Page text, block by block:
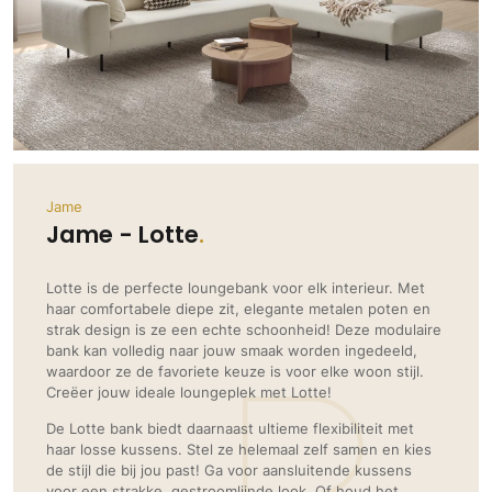
Woondecoratie
Inrichting
Roomdividers
Bedden
Meubels
Verlichting
Haarden
Interieurbouw
Trappen
Keuken
Keukenapparatuur
Keukenbladen
Ramen
Buitendeuren
Deursystemen
Glazen wandsystemen
Vouwwanden
Garagedeuren
Zonwering
Buitenshutters
Overig
Autolift
Gevel
Tuinmeubelen
Tuinverlichting
Omheining
Hekwerken en poorten
Zwembad en zwemvijver
Vloer
Buitenvloeren
Houten buitenvloeren
buitenvloeren
Vlonders
Kinderkamer
Serre/Veranda
Slaapkamer
Thuisbioscoop
Toilet
Werkkamer
Wijnkelder
Buitenkijken
Bijgebouw / Poolhouse
Terrasoverkapping
Zwembad
Jame
Jame - Lotte
Lotte is de perfecte loungebank voor elk interieur. Met
haar comfortabele diepe zit, elegante metalen poten en
strak design is ze een echte schoonheid! Deze modulaire
bank kan volledig naar jouw smaak worden ingedeeld,
waardoor ze de favoriete keuze is voor elke woon stijl.
Creëer jouw ideale loungeplek met Lotte!
De Lotte bank biedt daarnaast ultieme flexibiliteit met
haar losse kussens. Stel ze helemaal zelf samen en kies
de stijl die bij jou past! Ga voor aansluitende kussens